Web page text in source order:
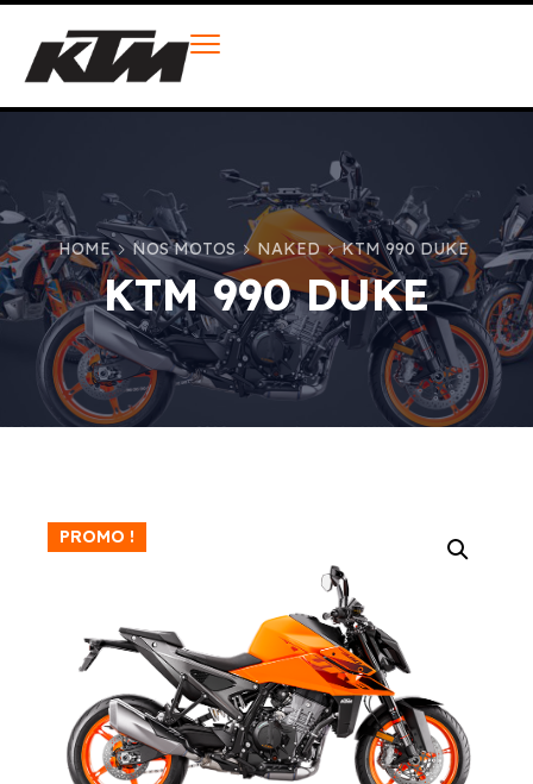
HOME NOS MOTOS NAKED KTM 990 DUKE
KTM 990 DUKE
PROMO !